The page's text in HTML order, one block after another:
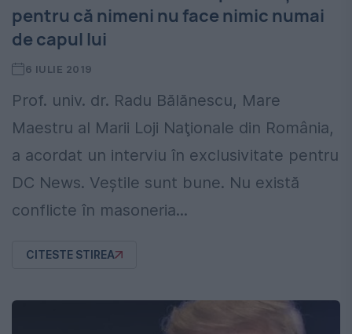
pentru că nimeni nu face nimic numai
de capul lui
6 IULIE 2019
Prof. univ. dr. Radu Bălănescu, Mare
Maestru al Marii Loji Naţionale din România,
a acordat un interviu în exclusivitate pentru
DC News. Veștile sunt bune. Nu există
conflicte în masoneria...
CITESTE STIREA